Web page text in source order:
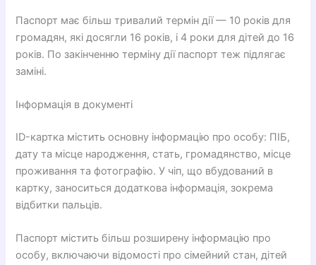
Паспорт має більш тривалий термін дії — 10 років для
громадян, які досягли 16 років, і 4 роки для дітей до 16
років. По закінченню терміну дії паспорт теж підлягає
заміні.
Інформація в документі
ID-картка містить основну інформацію про особу: ПІБ,
дату та місце народження, стать, громадянство, місце
проживання та фотографію. У чіп, що вбудований в
картку, заноситься додаткова інформація, зокрема
відбитки пальців.
Паспорт містить більш розширену інформацію про
особу, включаючи відомості про сімейний стан, дітей